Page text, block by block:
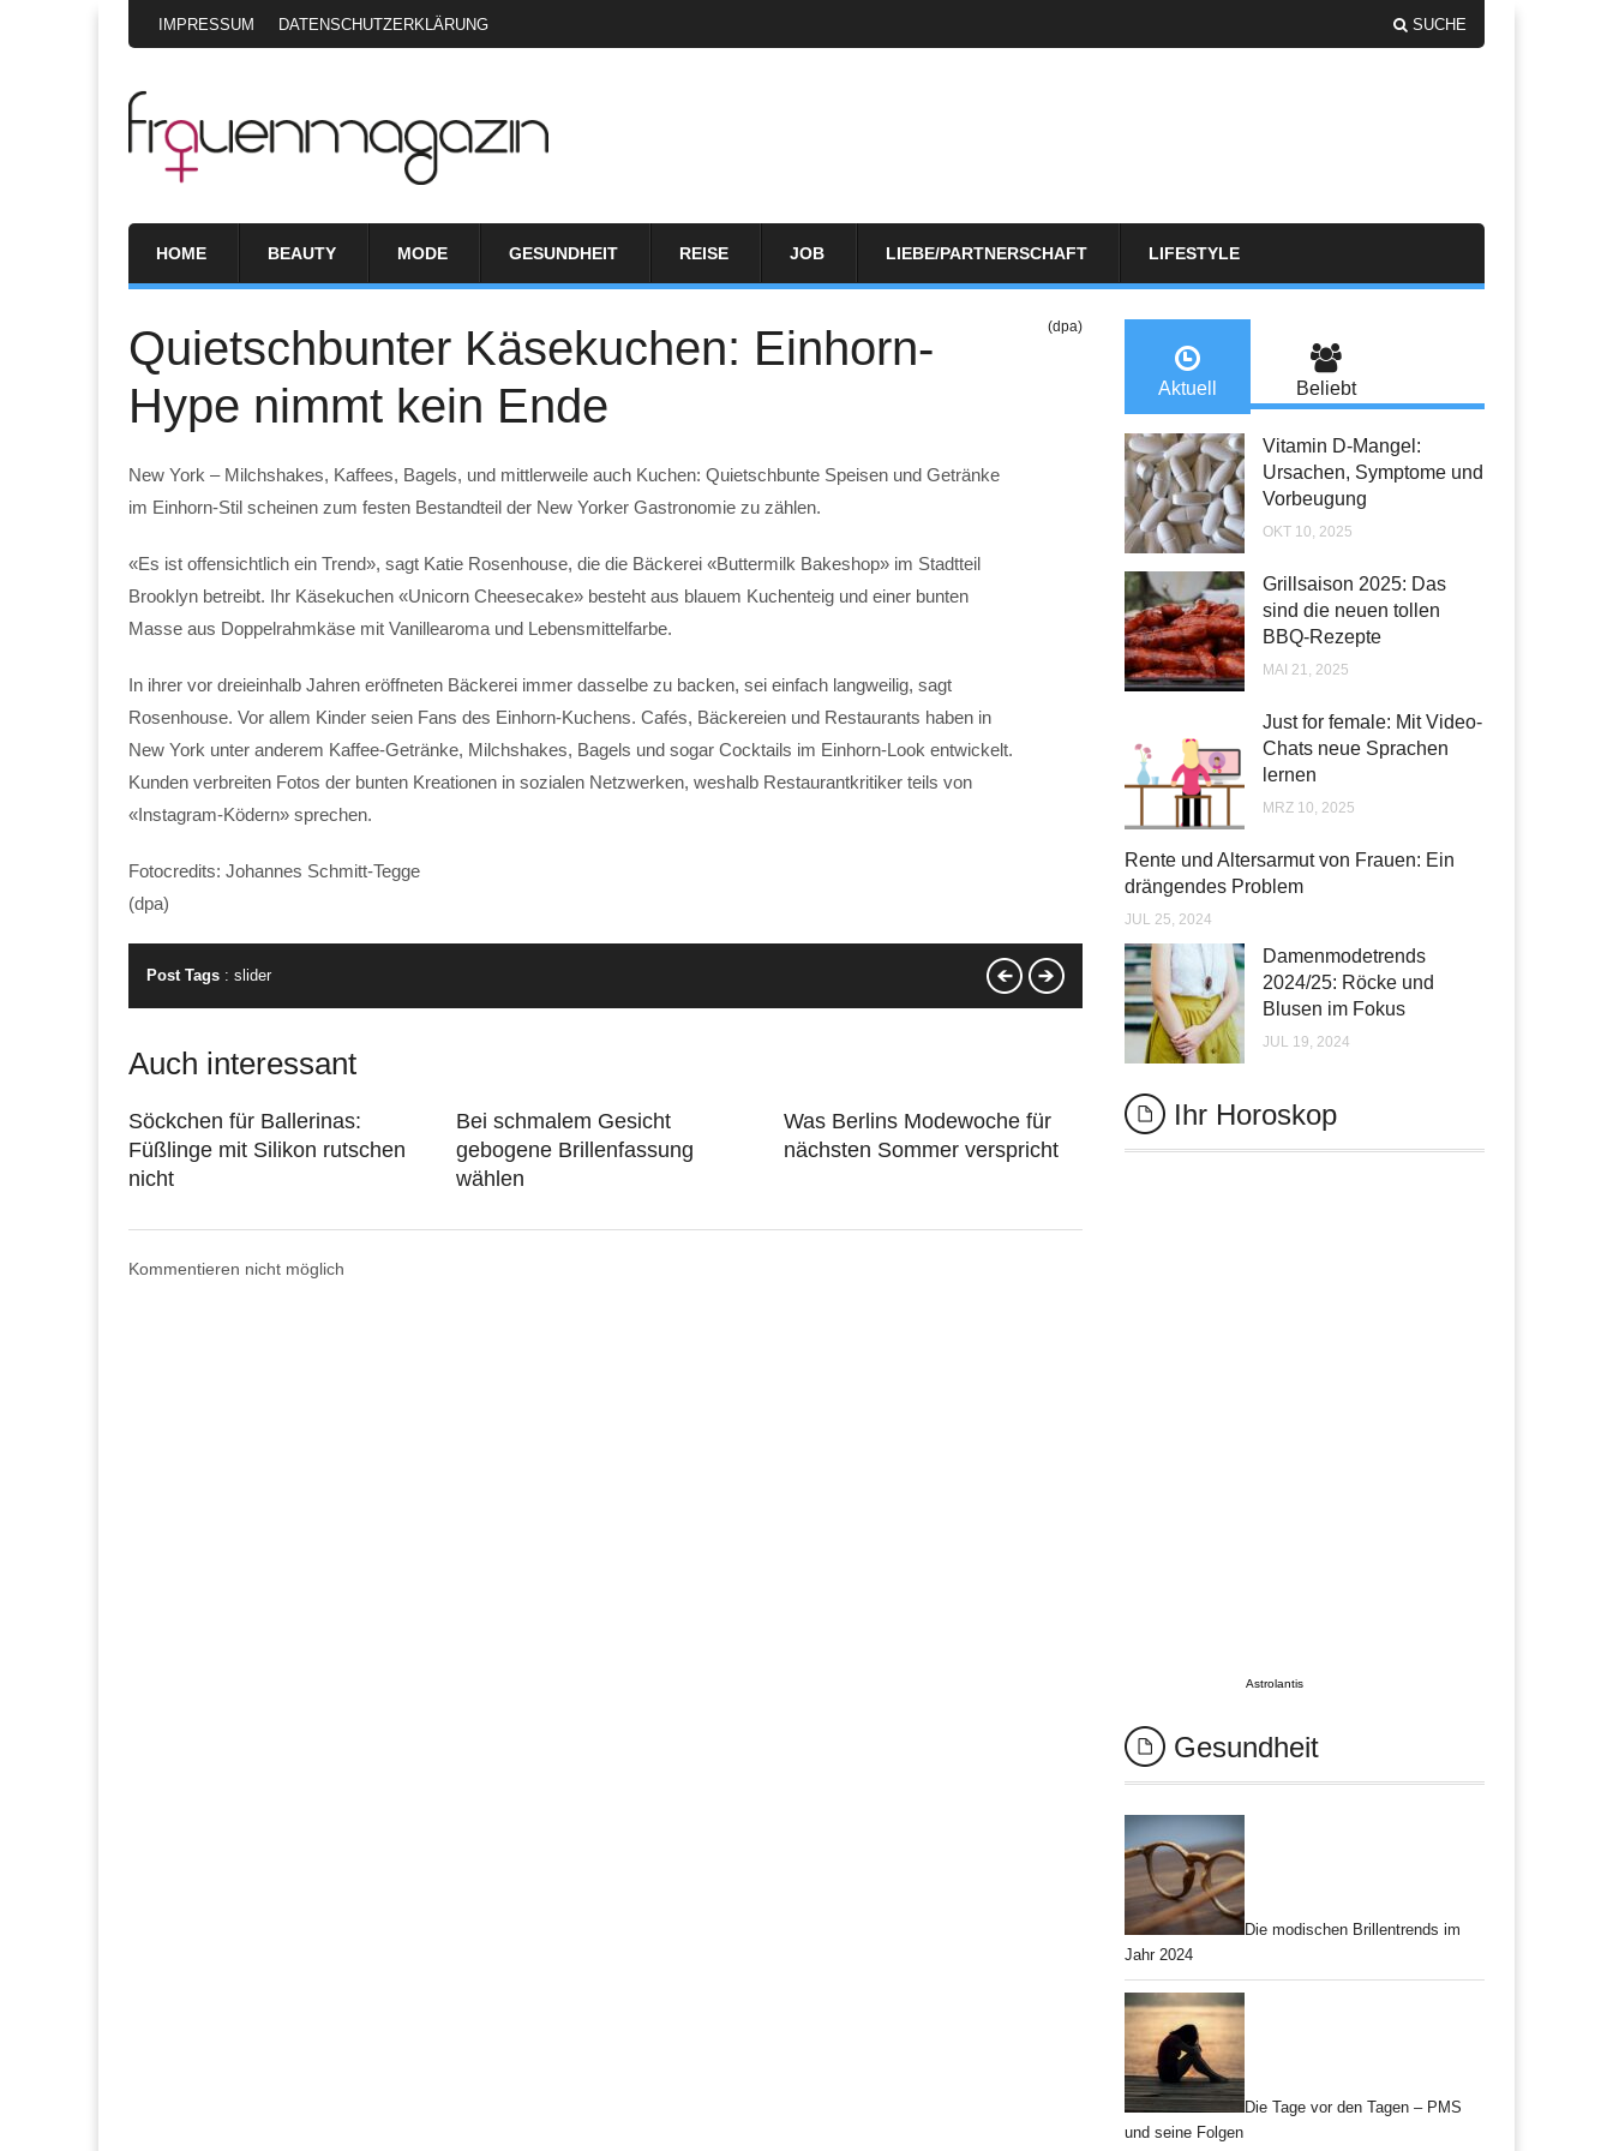
IMPRESSUM DATENSCHUTZERKLÄRUNG SUCHE
HOME BEAUTY MODE GESUNDHEIT REISE JOB LIEBE/PARTNERSCHAFT LIFESTYLE
Quietschbunter Käsekuchen: Einhorn-
Hype nimmt kein Ende
(dpa)
New York – Milchshakes, Kaffees, Bagels, und mittlerweile auch Kuchen: Quietschbunte Speisen und Getränke
im Einhorn-Stil scheinen zum festen Bestandteil der New Yorker Gastronomie zu zählen.
«Es ist offensichtlich ein Trend», sagt Katie Rosenhouse, die die Bäckerei «Buttermilk Bakeshop» im Stadtteil
Brooklyn betreibt. Ihr Käsekuchen «Unicorn Cheesecake» besteht aus blauem Kuchenteig und einer bunten
Masse aus Doppelrahmkäse mit Vanillearoma und Lebensmittelfarbe.
In ihrer vor dreieinhalb Jahren eröffneten Bäckerei immer dasselbe zu backen, sei einfach langweilig, sagt
Rosenhouse. Vor allem Kinder seien Fans des Einhorn-Kuchens. Cafés, Bäckereien und Restaurants haben in
New York unter anderem Kaffee-Getränke, Milchshakes, Bagels und sogar Cocktails im Einhorn-Look entwickelt.
Kunden verbreiten Fotos der bunten Kreationen in sozialen Netzwerken, weshalb Restaurantkritiker teils von
«Instagram-Ködern» sprechen.
Fotocredits: Johannes Schmitt-Tegge
(dpa)
Post Tags : slider
Auch interessant
Söckchen für Ballerinas:
Füßlinge mit Silikon rutschen
nicht
Bei schmalem Gesicht
gebogene Brillenfassung
wählen
Was Berlins Modewoche für
nächsten Sommer verspricht
Kommentieren nicht möglich
Aktuell Beliebt
Vitamin D-Mangel:
Ursachen, Symptome und
Vorbeugung
OKT 10, 2025
Grillsaison 2025: Das
sind die neuen tollen
BBQ-Rezepte
MAI 21, 2025
Just for female: Mit Video-
Chats neue Sprachen
lernen
MRZ 10, 2025
Rente und Altersarmut von Frauen: Ein
drängendes Problem
JUL 25, 2024
Damenmodetrends
2024/25: Röcke und
Blusen im Fokus
JUL 19, 2024
Ihr Horoskop
Astrolantis
Gesundheit
Die modischen Brillentrends im
Jahr 2024
Die Tage vor den Tagen – PMS
und seine Folgen